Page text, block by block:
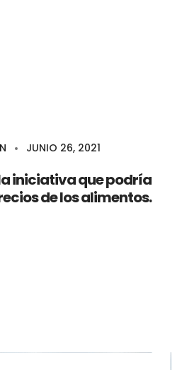
JUNIO 26, 2021
la iniciativa que podría
de los alimentos.